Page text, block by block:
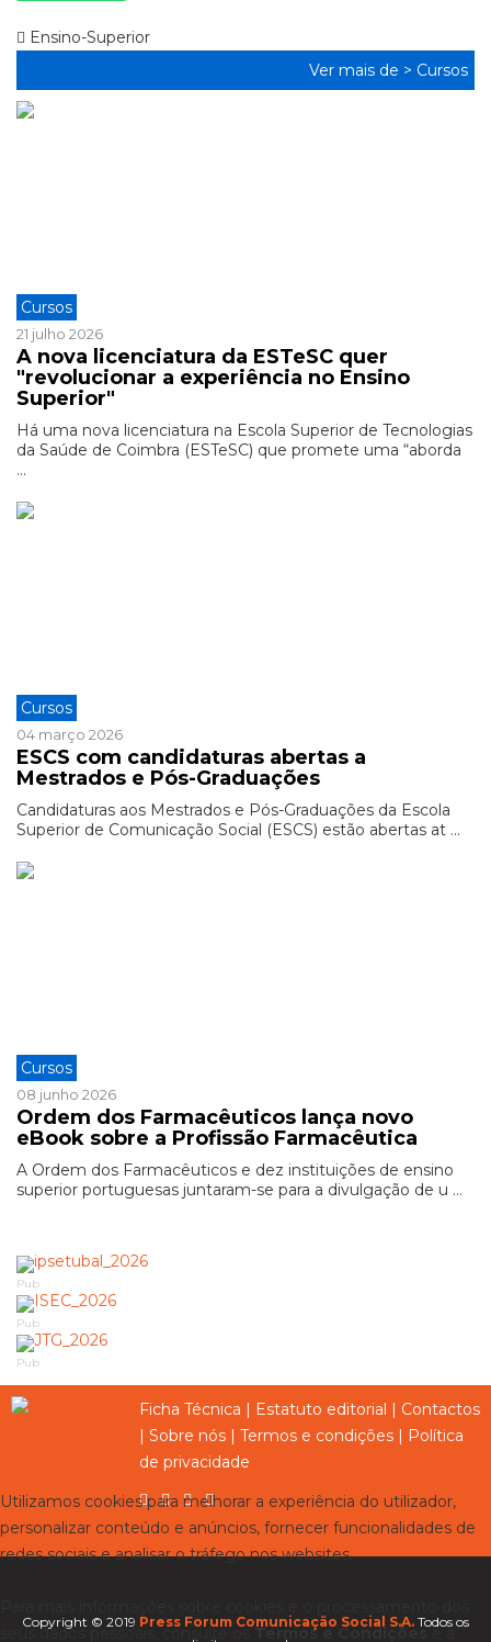
Ensino-Superior
Ver mais de > Cursos
Cursos
21 julho 2026
A nova licenciatura da ESTeSC quer
"revolucionar a experiência no Ensino
Superior"
Há uma nova licenciatura na Escola Superior de Tecnologias
da Saúde de Coimbra (ESTeSC) que promete uma “aborda
...
Cursos
04 março 2026
ESCS com candidaturas abertas a
Mestrados e Pós-Graduações
Candidaturas aos Mestrados e Pós-Graduações da Escola
Superior de Comunicação Social (ESCS) estão abertas at ...
Cursos
08 junho 2026
Ordem dos Farmacêuticos lança novo
eBook sobre a Profissão Farmacêutica
A Ordem dos Farmacêuticos e dez instituições de ensino
superior portuguesas juntaram-se para a divulgação de u ...
Pub
Pub
Pub
Ficha Técnica | Estatuto editorial | Contactos
| Sobre nós | Termos e condições | Política
de privacidade
Copyright © 2019 Press Forum Comunicação Social S.A. Todos os
Utilizamos cookies para melhorar a experiência do utilizador,
personalizar conteúdo e anúncios, fornecer funcionalidades de
redes sociais e analisar o tráfego nos websites.
seus dados pessoais, consulte osTermos e Condiçõese a